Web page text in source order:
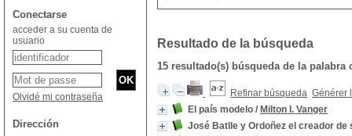
Resultado de la búsqueda
15 resultado(s) búsqueda de la palabra
Refinar búsqueda Générer
El país modelo / Milton I. Vanger
José Batlle y Ordoñez el creador de
Conectarse
acceder a su cuenta de
usuario
Olvidé mi contraseña
Dirección